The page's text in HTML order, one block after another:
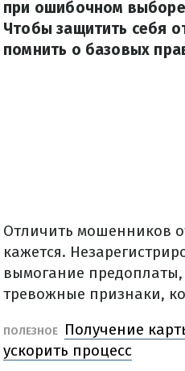
при ошибочном выборе
Чтобы защитить себя
помнить о базовых
Отличить мошенников
кажется.
вымогание
тревожные признаки,
ПОЛЕЗНОЕ
Получение
ускорить процесс